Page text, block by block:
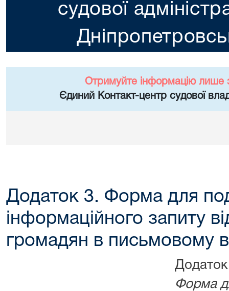
судової
Отримуйте інформацію лише
Єдиний Контакт-центр судової
Додаток 3. Форма для
інформаційного запиту
громадян в письмовому
Форма